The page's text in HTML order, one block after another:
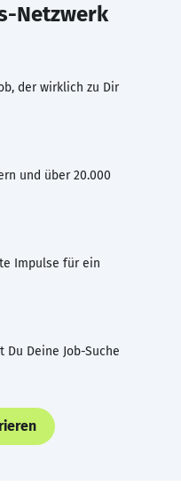
Netzwerk
der wirklich zu Dir
und über 20.000
Impulse für ein
Deine Job-Suche